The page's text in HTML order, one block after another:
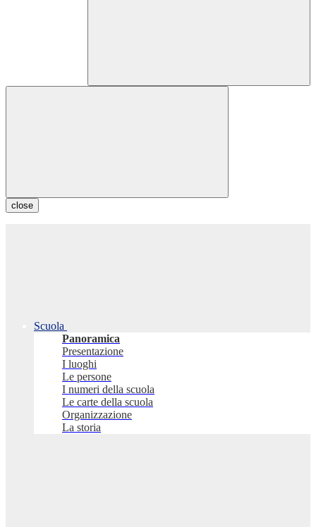
close
Scuola
Panoramica
Presentazione
I luoghi
Le persone
I numeri della scuola
Le carte della scuola
Organizzazione
La storia